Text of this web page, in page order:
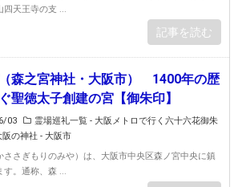
四天王寺の支 ...
記事を読む
森之宮神社・大阪市） 1400年の歴
聖徳太子創建の宮【御朱印】
03
霊場巡礼一覧 - 大阪メトロで行く六十六花御朱
阪の神社 - 大阪市
ささぎもりのみや）は、大阪市中央区森ノ宮中央に鎮
す。通称、森 ...